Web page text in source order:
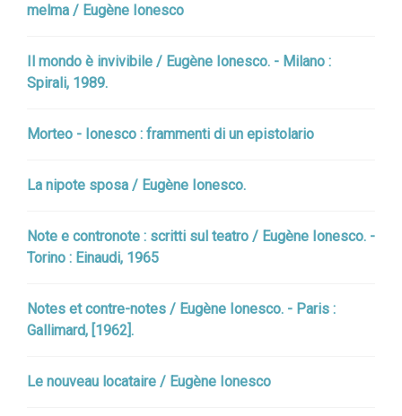
melma / Eugène Ionesco
Il mondo è invivibile / Eugène Ionesco. - Milano :
Spirali, 1989.
Morteo - Ionesco : frammenti di un epistolario
La nipote sposa / Eugène Ionesco.
Note e contronote : scritti sul teatro / Eugène Ionesco. -
Torino : Einaudi, 1965
Notes et contre-notes / Eugène Ionesco. - Paris :
Gallimard, [1962].
Le nouveau locataire / Eugène Ionesco